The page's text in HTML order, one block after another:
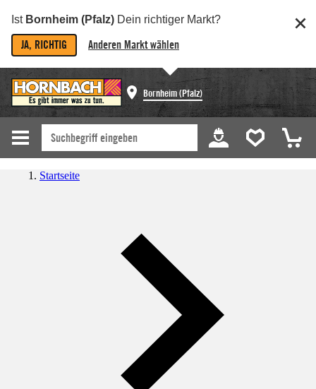
Ist Bornheim (Pfalz) Dein richtiger Markt?
JA, RICHTIG Anderen Markt wählen
Bornheim (Pfalz)
Startseite